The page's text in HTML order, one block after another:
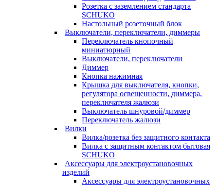
Розетка с заземлением стандарта
SCHUKO
Настольный розеточный блок
Выключатели, переключатели, диммеры
Переключатель кнопочный
миниатюрный
Выключатели, переключатели
Диммер
Кнопка нажимная
Крышка для выключателя, кнопки,
регулятора освещенности, диммера,
переключателя жалюзи
Выключатель шнуровой/диммер
Переключатель жалюзи
Вилки
Вилка/розетка без защитного контакта
Вилка с защитным контактом бытовая
SCHUKO
Аксессуары для электроустановочных
изделий
Аксессуары для электроустановочных